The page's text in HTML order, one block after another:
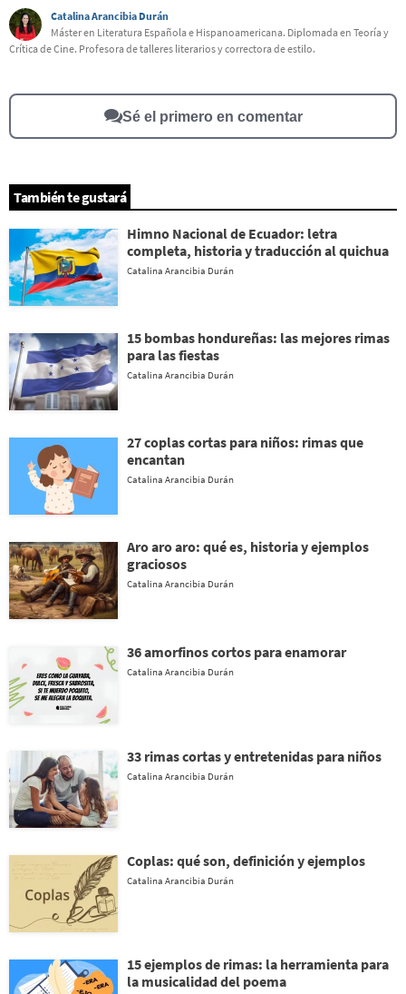
Este contenido contiene información incorrecta
Otro
Catalina Arancibia Durán
Máster en Literatura Española e Hispanoamericana. Diplomada en Teoría y
Crítica de Cine. Profesora de talleres literarios y correctora de estilo.
Sé el primero en comentar
También te gustará
Himno Nacional de Ecuador: letra
completa, historia y traducción al quichua
Catalina Arancibia Durán
15 bombas hondureñas: las mejores rimas
para las fiestas
Catalina Arancibia Durán
27 coplas cortas para niños: rimas que
encantan
Catalina Arancibia Durán
Aro aro aro: qué es, historia y ejemplos
graciosos
Catalina Arancibia Durán
36 amorfinos cortos para enamorar
Catalina Arancibia Durán
33 rimas cortas y entretenidas para niños
Catalina Arancibia Durán
Coplas: qué son, definición y ejemplos
Catalina Arancibia Durán
15 ejemplos de rimas: la herramienta para
la musicalidad del poema